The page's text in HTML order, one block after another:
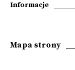
Informacje
Mapa strony